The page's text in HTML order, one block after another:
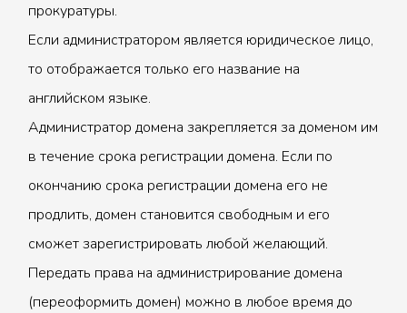
прокуратуры.
Если администратором является юридическое лицо,
то отображается только его название на
английском языке.
Администратор домена закрепляется за доменом им
в течение срока регистрации домена. Если по
окончанию срока регистрации домена его не
продлить, домен становится свободным и его
сможет зарегистрировать любой желающий.
Передать права на администрирование домена
(переоформить домен) можно в любое время до